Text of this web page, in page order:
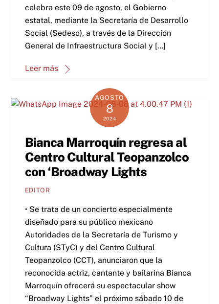
celebra este 09 de agosto, el Gobierno
estatal, mediante la Secretaría de Desarrollo
Social (Sedeso), a través de la Dirección
General de Infraestructura Social y […]
Leer más
AGOSTO
8
2024
Bianca Marroquín regresa al
Centro Cultural Teopanzolco
con ‘Broadway Lights
EDITOR
• Se trata de un concierto especialmente
diseñado para su público mexicano
Autoridades de la Secretaría de Turismo y
Cultura (STyC) y del Centro Cultural
Teopanzolco (CCT), anunciaron que la
reconocida actriz, cantante y bailarina Bianca
Marroquín ofrecerá su espectacular show
“Broadway Lights” el próximo sábado 10 de